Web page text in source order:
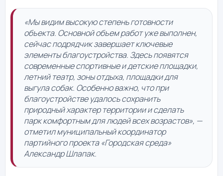
«Мы видим высокую степень готовности
объекта. Основной объем работ уже выполнен,
сейчас подрядчик завершает ключевые
элементы благоустройства. Здесь появятся
современные спортивные и детские площадки,
летний театр, зоны отдыха, площадки для
выгула собак. Особенно важно, что при
благоустройстве удалось сохранить
природный характер территории и сделать
парк комфортным для людей всех возрастов», —
отметил муниципальный координатор
партийного проекта «Городская среда»
Александр Шлапак.